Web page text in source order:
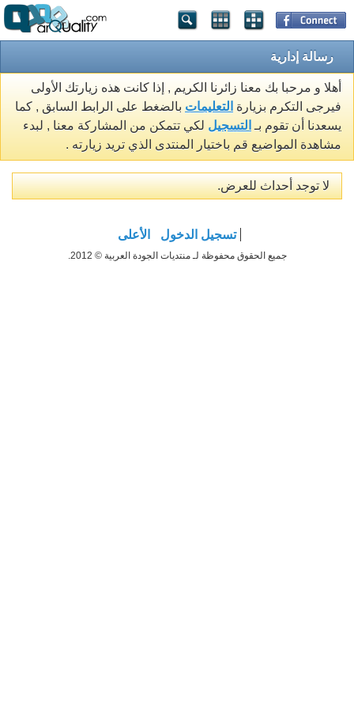
رسالة إدارية
أهلا و مرحبا بك معنا زائرنا الكريم , إذا كانت هذه زيارتك الأولى
فيرجى التكرم بزيارة التعليمات بالضغط على الرابط السابق , كما
يسعدنا أن تقوم بـ التسجيل لكي تتمكن من المشاركة معنا , لبدء
مشاهدة المواضيع قم باختيار المنتدى الذي تريد زيارته .
لا توجد أحداث للعرض.
تسجيل الدخول الأعلى
جميع الحقوق محفوظة لـ منتديات الجودة العربية © 2012.